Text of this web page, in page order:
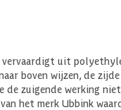
uit
boven wijzen, de
de zuigende werking
het merk Ubbink